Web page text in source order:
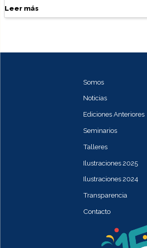
Leer más
Somos
Noticias
Ediciones Anteriores
Seminarios
Talleres
Ilustraciones 2025
Ilustraciones 2024
Transparencia
Contacto